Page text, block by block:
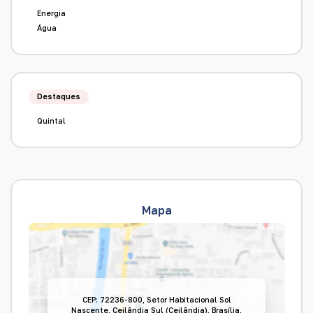
Energia
Água
Destaques
Quintal
Mapa
CEP: 72236-800 Setor Habitacional Sol
Nascente Ceilândia Sul (Ceilândia) Brasília